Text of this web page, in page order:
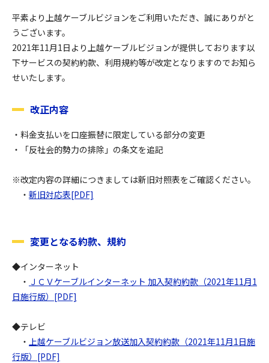
平素より上越ケーブルビジョンをご利用いただき、誠にありがと
うございます。
2021年11月1日より上越ケーブルビジョンが提供しております以
下サービスの契約約款、利用規約等が改定となりますのでお知ら
せいたします。
改正内容
・料金支払いを口座振替に限定している部分の変更
・「反社会的勢力の排除」の条文を追記
※改定内容の詳細につきましては新旧対照表をご確認ください。
・ 新旧対応表[PDF]
変更となる約款、規約
◆インターネット
・ ＪＣＶケーブルインターネット 加入契約約款（2021年11月1
日施行版）[PDF]
◆テレビ
・ 上越ケーブルビジョン放送加入契約約款（2021年11月1日施
行版）[PDF]